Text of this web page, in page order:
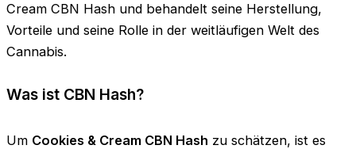
Cream CBN Hash und behandelt seine Herstellung,
Vorteile und seine Rolle in der weitläufigen Welt des
Cannabis.
Was ist CBN Hash?
Um Cookies & Cream CBN Hash zu schätzen, ist es